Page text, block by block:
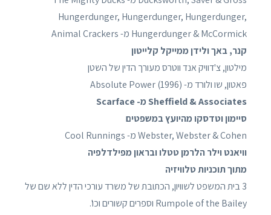
Hungerdunger, Hungerdunger, Hungerdunger,
Hungerdunger & McCormick מ- Animal Crackers
קנר, באך ולידן ממייקל קלייטון
מילטון, צ'דוויק אנד ווטרס מעורך הדין של השטן
פאטון, שו ולורד מ- Absolute Power (1996)
Sheffield & Associates מ- Scarface
סיימון וטדסקו מהיועץ במשפטים
Webster, Webster & Cohen מ- Cool Runnings
וויאנט וילר הלרמן טטלו ובראון מפילדלפיה
מתוך תוכניות טלוויזיה
3 בית המשפט לשוויון, הכתובת של משרד עורכי הדין ללא שם של
Rumpole of the Bailey וספרים קשורים וכו'.